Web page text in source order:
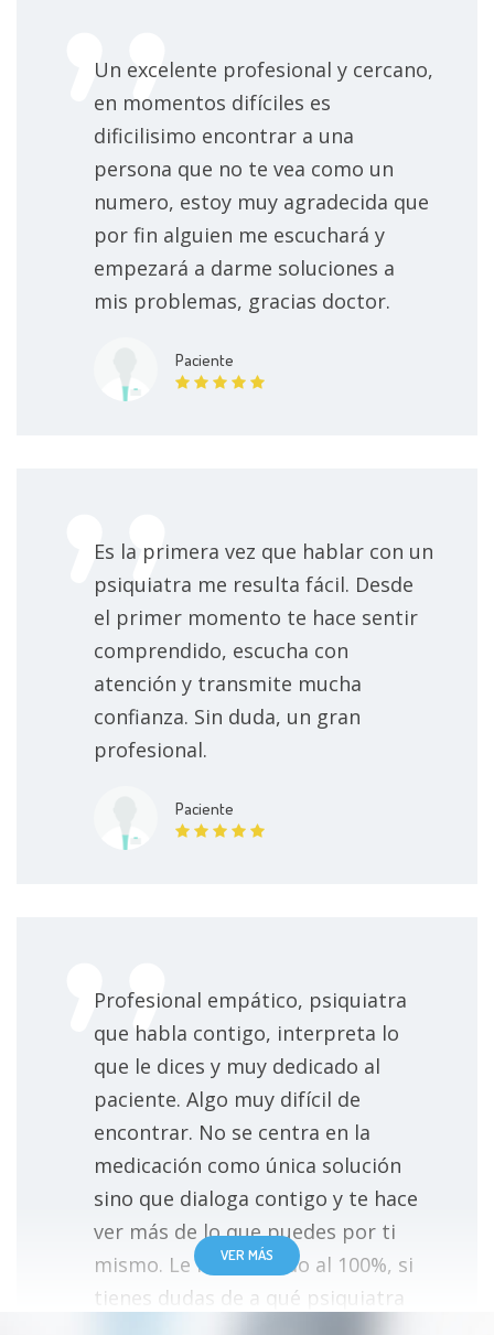
Trastorno de conducta
Trastorno de estrés postraumático leve
Trastorno de ansiedad generalizada
Trastorno de hiperactividad y déficit de atención
(TDAH)
Trastorno de pánico con agorafobia
Trastorno de personalidad narcisista
Trastorno de personalidad paranoica
Trastorno de personalidad histriónica
Trastorno del control de impulsos
Trastorno de vinculación reactiva de la lactancia
o la primera infancia
Trastorno depresivo grave
Trastorno esquizotípico de la personalidad
Trastorno esquizoafectivo
Trastorno esquizoide de la personalidad
Trastorno límite de la personalidad
Trastorno obsesivo compulsivo (TOC)
Un excelente profesional y cercano,
en momentos difíciles es
dificilisimo encontrar a una
persona que no te vea como un
numero, estoy muy agradecida que
por fin alguien me escuchará y
empezará a darme soluciones a
mis problemas, gracias doctor.
Paciente
Es la primera vez que hablar con un
psiquiatra me resulta fácil. Desde
el primer momento te hace sentir
comprendido, escucha con
atención y transmite mucha
confianza. Sin duda, un gran
profesional.
Paciente
Profesional empático, psiquiatra
que habla contigo, interpreta lo
que le dices y muy dedicado al
paciente. Algo muy difícil de
encontrar. No se centra en la
medicación como única solución
sino que dialoga contigo y te hace
ver más de lo que puedes por ti
mismo. Le recomiendo al 100%, si
tienes dudas de a qué psiquiatra
VER MÁS